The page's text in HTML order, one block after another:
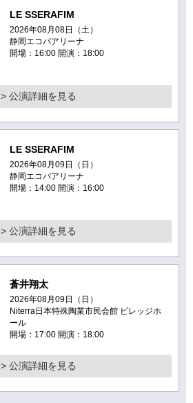
LE SSERAFIM
2026年08月08日（土）
静岡エコパアリーナ
開場：16:00 開演：18:00
> 公演詳細を見る
LE SSERAFIM
2026年08月09日（日）
静岡エコパアリーナ
開場：14:00 開演：16:00
> 公演詳細を見る
蒼井翔太
2026年08月09日（日）
Niterra日本特殊陶業市民会館 ビレッジホ
ール
開場：17:00 開演：18:00
> 公演詳細を見る